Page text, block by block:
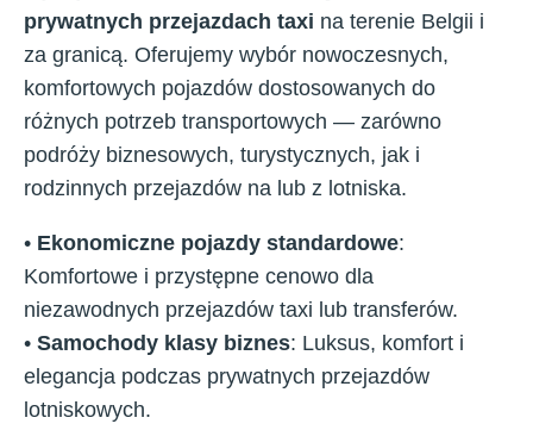
prywatnych przejazdach taxi na terenie Belgii i
za granicą. Oferujemy wybór nowoczesnych,
komfortowych pojazdów dostosowanych do
różnych potrzeb transportowych — zarówno
podróży biznesowych, turystycznych, jak i
rodzinnych przejazdów na lub z lotniska.
• Ekonomiczne pojazdy standardowe:
Komfortowe i przystępne cenowo dla
niezawodnych przejazdów taxi lub transferów.
• Samochody klasy biznes: Luksus, komfort i
elegancja podczas prywatnych przejazdów
lotniskowych.